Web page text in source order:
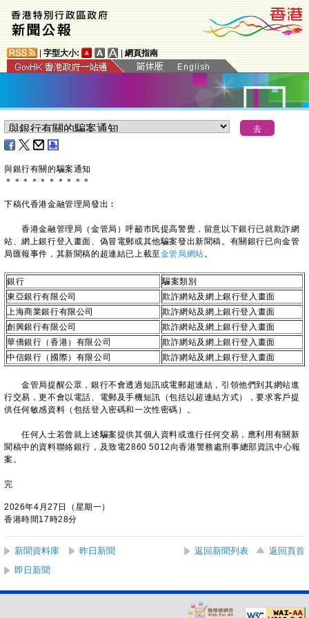
字型大小: 網頁指南
與銀行有關的騙案通知
＊ ＊ ＊ ＊ ＊ ＊ ＊ ＊ ＊ ＊
下稿代香港金融管理局發出︰
香港金融管理局（金管局）呼籲市民提高警覺，留意以下銀行已就欺詐網
站、網上銀行登入畫面、偽冒電郵或其他騙案發出新聞稿。有關銀行已向金管
局匯報事件，其新聞稿的超連結已上載至金管局網站。
銀行
騙案類別
東亞銀行有限公司
欺詐網站及網上銀行登入畫面
上海商業銀行有限公司
欺詐網站及網上銀行登入畫面
創興銀行有限公司
欺詐網站及網上銀行登入畫面
華僑銀行（香港）有限公司
欺詐網站及網上銀行登入畫面
中信銀行（國際）有限公司
欺詐網站及網上銀行登入畫面
金管局提醒公眾，銀行不會透過短訊或電郵超連結，引領他們到其網站進
行交易，更不會以電話、電郵及手機短訊（包括以超連結方式），要求客戶提
供任何敏感資料（包括登入密碼和一次性密碼）。
任何人士若曾就上述騙案提供其個人資料或進行任何交易，應利用有關新
聞稿中的資料聯絡銀行，及致電2860 5012向香港警務處刑事總部資訊中心報
案。
完
2026年4月27日（星期一）
香港時間17時28分
新聞資料庫 昨日新聞 返回新聞列表
返回頁首
即日新聞